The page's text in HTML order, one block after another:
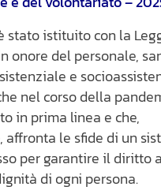
stato istituito con la
onore del personale,
e
nel corso della
in prima linea e che,
le sfide di un
per garantire il diritto
di ogni persona.